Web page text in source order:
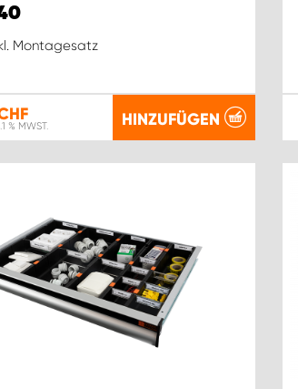
Montagesatz
% MWST. HINZUFÜGEN